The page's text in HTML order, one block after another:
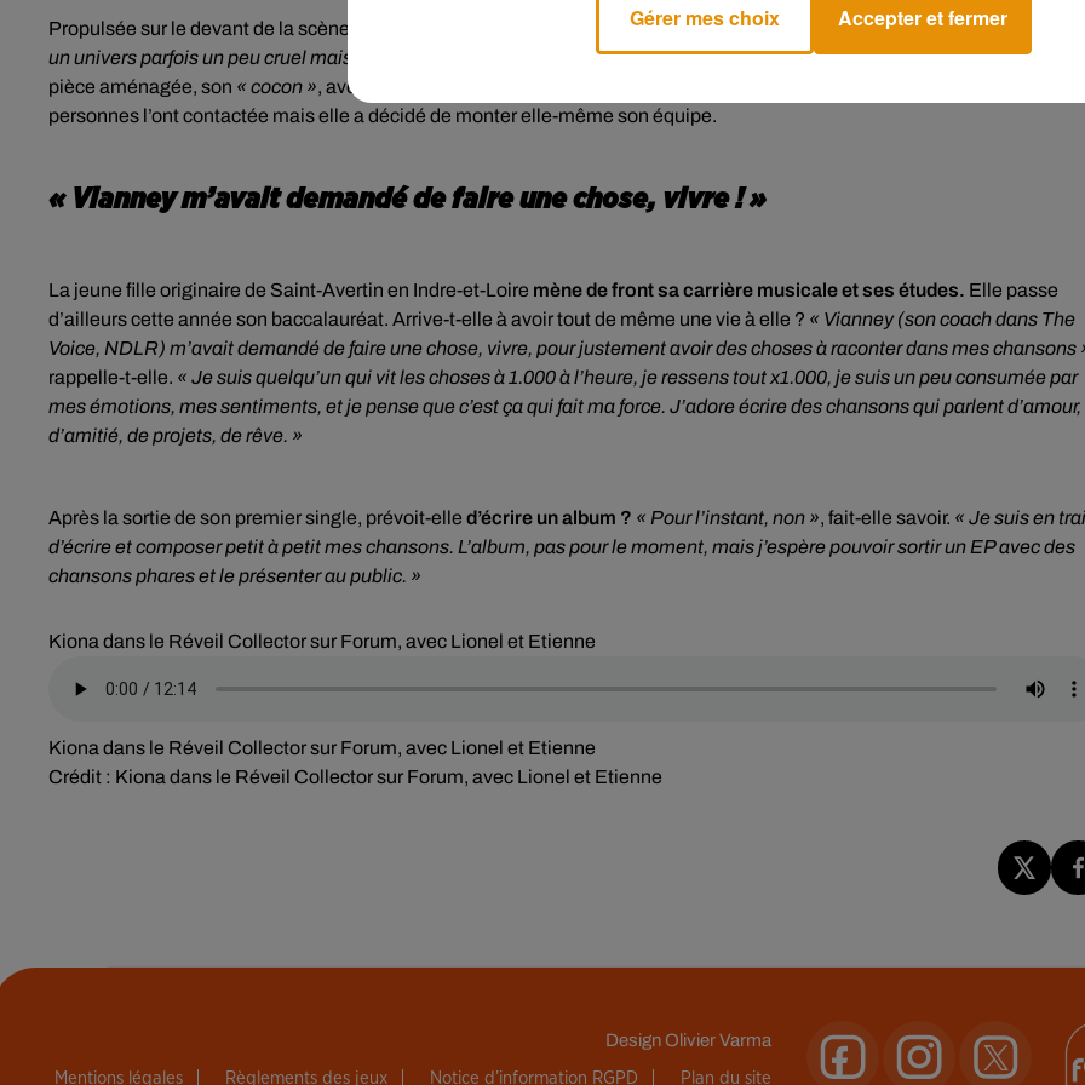
Propulsée sur le devant de la scène avec The Voice, Kiona est particulièrement soutenue par ses parents.« La musique
un univers parfois un peu cruel mais ils n’ont jamais cessé de croire en moi », confie-t-elle. Chez sa mère, elle dispose d’une
pièce aménagée, son « cocon », avec tous ses instruments, où elle répète. Après l’aventure The Voice, de nombreuses
personnes l’ont contactée mais elle a décidé de monter elle-même son équipe.
« Vianney m’avait demandé de faire une chose, vivre ! »
La jeune fille originaire de Saint-Avertin en Indre-et-Loire mène de front sa carrière musicale et ses études. Elle passe
d’ailleurs cette année son baccalauréat. Arrive-t-elle à avoir tout de même une vie à elle ? « Vianney (son coach dans The
Voice, NDLR) m’avait demandé de faire une chose, vivre, pour justement avoir des choses à raconter dans mes chansons
rappelle-t-elle. « Je suis quelqu’un qui vit les choses à 1.000 à l’heure, je ressens tout x1.000, je suis un peu consumée par
mes émotions, mes sentiments, et je pense que c’est ça qui fait ma force. J’adore écrire des chansons qui parlent d’amour,
d’amitié, de projets, de rêve. »
Après la sortie de son premier single, prévoit-elle d’écrire un album ? « Pour l’instant, non », fait-elle savoir. « Je suis en
d’écrire et composer petit à petit mes chansons. L’album, pas pour le moment, mais j’espère pouvoir sortir un EP avec des
chansons phares et le présenter au public. »
Kiona dans le Réveil Collector sur Forum, avec Lionel et Etienne
Kiona dans le Réveil Collector sur Forum, avec Lionel et Etienne
Crédit : Kiona dans le Réveil Collector sur Forum, avec Lionel et Etienne
DesignOlivier Varma
Mentions légales Règlements des jeux Notice d’information RGPD Plan du site
Gérer mes choix Accepter et fermer